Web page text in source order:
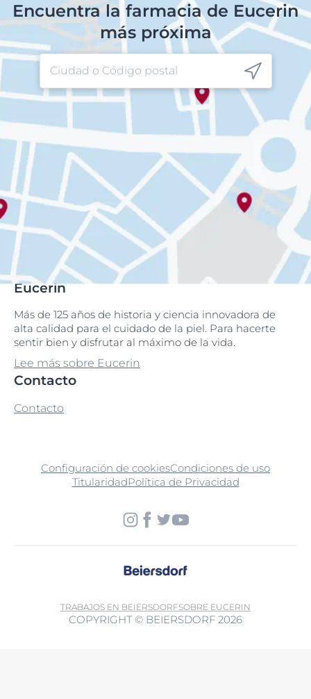
Encuentra la farmacia de Eucerin
más próxima
Eucerin
Más de 125 años de historia y ciencia innovadora de
alta calidad para el cuidado de la piel. Para hacerte
sentir bien y disfrutar al máximo de la vida.
Lee más sobre Eucerin
Contacto
Contacto
Configuración de cookiesCondiciones de uso
TitularidadPolítica de Privacidad
TRABAJOS EN BEIERSDORFSOBRE EUCERIN
COPYRIGHT © BEIERSDORF 2026